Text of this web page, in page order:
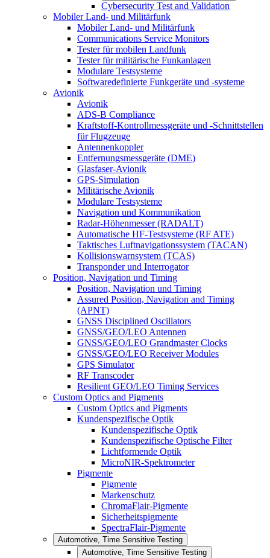
Cybersecurity Test and Validation
Mobiler Land- und Militärfunk
Mobiler Land- und Militärfunk
Communications Service Monitors
Tester für mobilen Landfunk
Tester für militärische Funkanlagen
Modulare Testsysteme
Softwaredefinierte Funkgeräte und -systeme
Avionik
Avionik
ADS-B Compliance
Kraftstoff-Kontrollmessgeräte und -Schnittstellen
für Flugzeuge
Antennenkoppler
Entfernungsmessgeräte (DME)
Glasfaser-Avionik
GPS-Simulation
Militärische Avionik
Modulare Testsysteme
Navigation und Kommunikation
Radar-Höhenmesser (RADALT)
Automatische HF-Testsysteme (RF ATE)
Taktisches Luftnavigationssystem (TACAN)
Kollisionswarnsystem (TCAS)
Transponder und Interrogator
Position, Navigation und Timing
Position, Navigation und Timing
Assured Position, Navigation and Timing
(APNT)
GNSS Disciplined Oscillators
GNSS/GEO/LEO Antennen
GNSS/GEO/LEO Grandmaster Clocks
GNSS/GEO/LEO Receiver Modules
GPS Simulator
RF Transcoder
Resilient GEO/LEO Timing Services
Custom Optics and Pigments
Custom Optics and Pigments
Kundenspezifische Optik
Kundenspezifische Optik
Kundenspezifische Optische Filter
Lichtformende Optik
MicroNIR-Spektrometer
Pigmente
Pigmente
Markenschutz
ChromaFlair-Pigmente
Sicherheitspigmente
SpectraFlair-Pigmente
Automotive, Time Sensitive Testing
Automotive, Time Sensitive Testing